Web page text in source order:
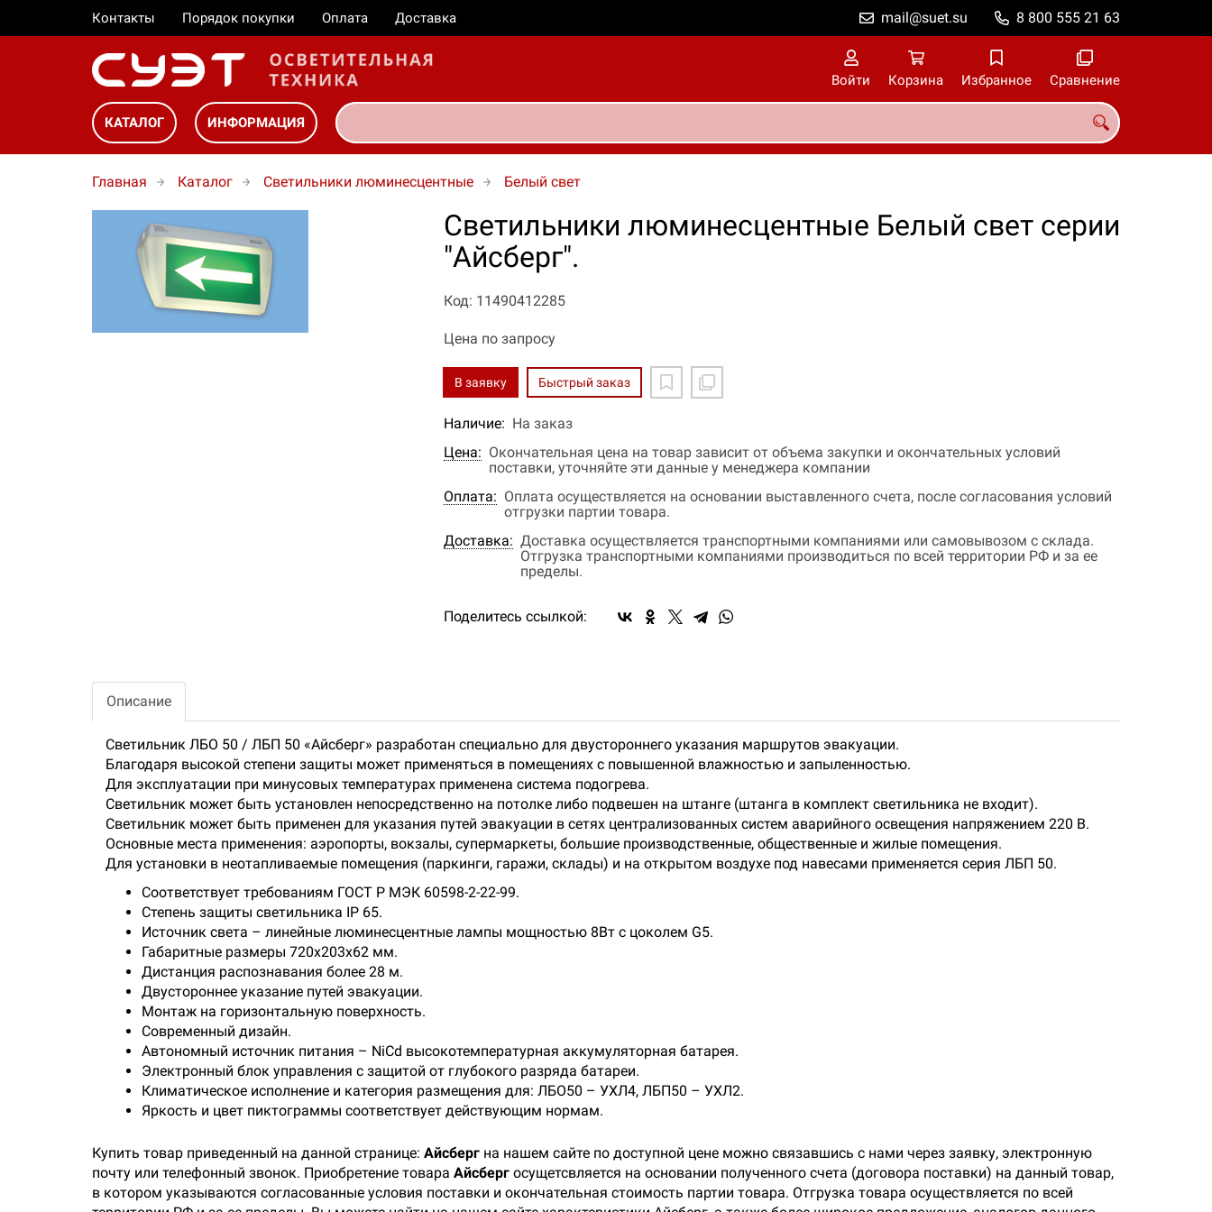
Контакты Порядок покупки Оплата Доставка 8 800 555 21 63
mail@suet.su
Войти Корзина Избранное Сравнение
КАТАЛОГ ИНФОРМАЦИЯ
Главная Каталог Светильники люминесцентные Белый свет
Светильники люминесцентные Белый свет серии
"Айсберг".
Код: 11490412285
Цена по запросу
В заявку Быстрый заказ
Наличие: На заказ
Цена: Окончательная цена на товар зависит от объема закупки и окончательных условий
поставки, уточняйте эти данные у менеджера компании
Оплата: Оплата осуществляется на основании выставленного счета, после согласования условий
отгрузки партии товара.
Доставка: Доставка осуществляется транспортными компаниями или самовывозом с склада.
Отгрузка транспортными компаниями производиться по всей территории РФ и за ее
пределы.
Поделитесь ссылкой:
Описание
Светильник ЛБО 50 / ЛБП 50 «Айсберг» разработан специально для двустороннего указания маршрутов эвакуации.
Благодаря высокой степени защиты может применяться в помещениях с повышенной влажностью и запыленностью.
Для эксплуатации при минусовых температурах применена система подогрева.
Светильник может быть установлен непосредственно на потолке либо подвешен на штанге (штанга в комплект светильника не входит).
Светильник может быть применен для указания путей эвакуации в сетях централизованных систем аварийного освещения напряжением 220 В.
Основные места применения: аэропорты, вокзалы, супермаркеты, большие производственные, общественные и жилые помещения.
Для установки в неотапливаемые помещения (паркинги, гаражи, склады) и на открытом воздухе под навесами применяется серия ЛБП 50.
Соответствует требованиям ГОСТ Р МЭК 60598-2-22-99.
Степень защиты светильника IP 65.
Источник света – линейные люминесцентные лампы мощностью 8Вт с цоколем G5.
Габаритные размеры 720х203х62 мм.
Дистанция распознавания более 28 м.
Двустороннее указание путей эвакуации.
Монтаж на горизонтальную поверхность.
Современный дизайн.
Автономный источник питания – NiCd высокотемпературная аккумуляторная батарея.
Электронный блок управления с защитой от глубокого разряда батареи.
Климатическое исполнение и категория размещения для: ЛБО50 – УХЛ4, ЛБП50 – УХЛ2.
Яркость и цвет пиктограммы соответствует действующим нормам.
Купить товар приведенный на данной странице: Айсберг на нашем сайте по доступной цене можно связавшись с нами через заявку, электронную
почту или телефонный звонок. Приобретение товара Айсберг осущетсвляется на основании полученного счета (договора поставки) на данный товар,
в котором указываются согласованные условия поставки и окончательная стоимость партии товара. Отгрузка товара осуществляется по всей